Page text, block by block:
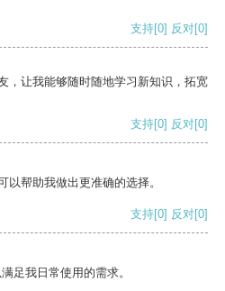
支持[0] 反对[0]
，让我能够随时随地学习新知识，拓宽
支持[0] 反对[0]
以帮助我做出更准确的选择。
支持[0] 反对[0]
足我日常使用的需求。